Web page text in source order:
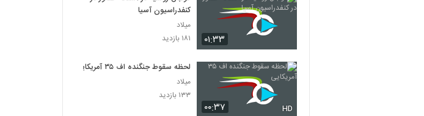
۰۱:۳۳
کنفدراسیون آسیا
میلاد
۱۸۱ بازدید
۰۰:۳۷ HD
لحظه سقوط جنگنده اف ۳۵ آمریکایی
میلاد
۱۳۳ بازدید